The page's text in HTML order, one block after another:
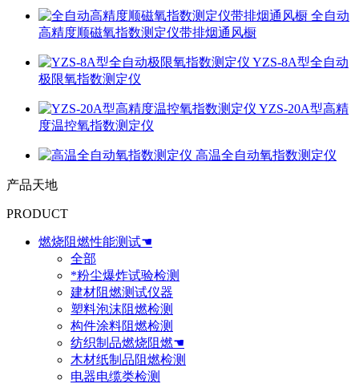
全自动
高精度顺磁氧指数测定仪带排烟通风橱
YZS-8A型全自动
极限氧指数测定仪
YZS-20A型高精
度温控氧指数测定仪
高温全自动氧指数测定仪
产品天地
PRODUCT
燃烧阻燃性能测试☚
全部
*粉尘爆炸试验检测
建材阻燃测试仪器
塑料泡沫阻燃检测
构件涂料阻燃检测
纺织制品燃烧阻燃☚
木材纸制品阻燃检测
电器电缆类检测